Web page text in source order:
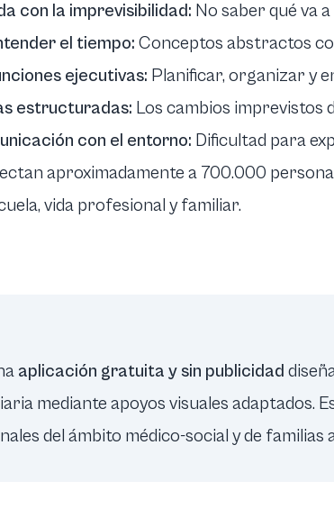
con la imprevisibilidad: No saber qué va
el tiempo: Conceptos abstractos
ejecutivas: Planificar, organizar y
estructuradas: Los cambios imprevistos
con el entorno: Dificultad para
aproximadamente a 700.000
vida profesional y familiar.
aplicación gratuita y sin publicidad
mediante apoyos visuales adaptados.
del ámbito médico-social y de familias